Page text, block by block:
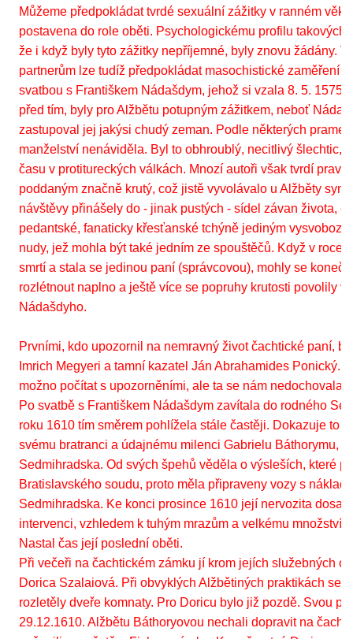
Můžeme předpokládat tvrdé sexuální zážitky v ranném
postavena do role oběti. Psychologickému profilu
že i když byly tyto zážitky nepříjemné, byly znovu žádány.
partnerům lze tudíž předpokládat masochistické zaměření
svatbou s Františkem Nádašdym, jehož si vzala 8. 5. 1575.
před tím, byly pro Alžbětu potupným zážitkem, neboť
zastupoval jej jakýsi chudý zeman. Podle některých
manželství nenáviděla. Byl to obhroublý, necitlivý šlechtic,
času v protitureckých válkách. Mnozí autoři však tvrdí pravý
poddaným značně krutý, což jistě vyvolávalo u Alžběty
návštěvy přinášely do - jinak pustých - sídel závan života,
pedantské, fanaticky křesťanské tchýně jediným
nudy, jež mohla být také jedním ze spouštěčů. Když v roce
smrtí a stala se jedinou paní (správcovou), mohly se
rozlétnout naplno a ještě více se popruhy krutosti povolily v
Nádašdyho.
Prvními, kdo upozornil na nemravný život čachtické paní,
Imrich Megyeri a tamní kazatel Ján Abrahamides Ponický.
možno počítat s upozorněními, ale ta se nám nedochovala.
Po svatbě s Františkem Nádašdym zavítala do rodného
roku 1610 tím směrem pohlížela stále častěji. Dokazuje to
svému bratranci a údajnému milenci Gabrielu Báthorymu,
Sedmihradska. Od svých špehů věděla o výsleších, které
Bratislavského soudu, proto měla připraveny vozy s
Sedmihradska. Ke konci prosince 1610 její nervozita
intervenci, vzhledem k tuhým mrazům a velkému množství
Nastal čas její poslední oběti.
Při večeři na čachtickém zámku jí krom jejích služebných
Dorica Szalaiová. Při obvyklých Alžbětiných praktikách se
rozletěly dveře komnaty. Pro Doricu bylo již pozdě. Svou
29.12.1610. Alžbětu Báthoryovou nechali dopravit na